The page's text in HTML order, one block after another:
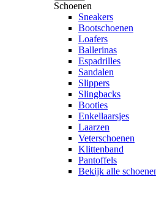
Schoenen
Sneakers
Bootschoenen
Loafers
Ballerinas
Espadrilles
Sandalen
Slippers
Slingbacks
Booties
Enkellaarsjes
Laarzen
Veterschoenen
Klittenband
Pantoffels
Bekijk alle